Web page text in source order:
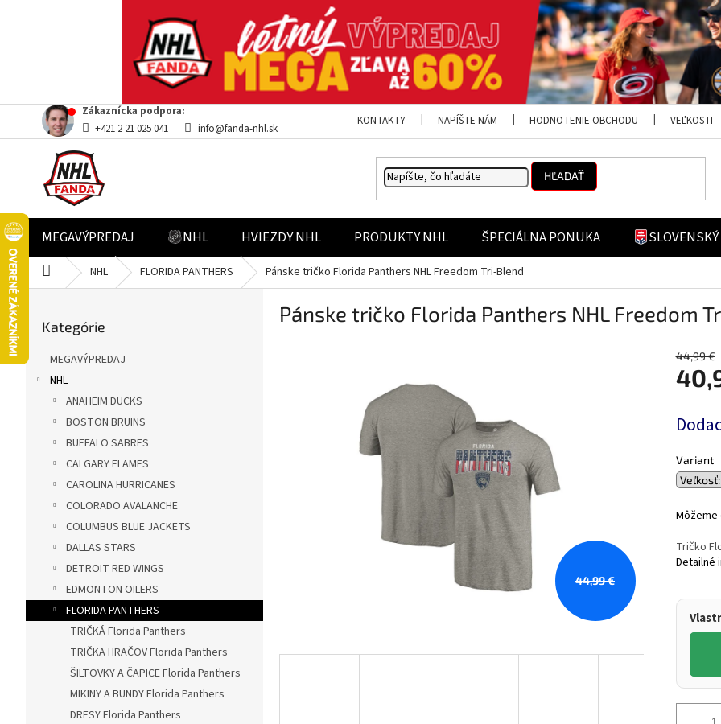
Prejsť
obsah
Zákaznícka podpora:
+421 2 21 025 041
info@fanda-nhl.sk
KONTAKTY NAPÍŠTE NÁM HODNOTENIE OBCHODU VEĽKOSTI
HĽADAŤ
MEGAVÝPREDAJ NHL HVIEZDY NHL PRODUKTY NHL ŠPECIÁLNA PONUKA
DomovNHL FLORIDA PANTHERS Pánske tričko Florida Panthers NHL Freedom Tri-Blend
ý
kategórie
Kategórie
MEGAVÝPREDAJ
NHL
ANAHEIM DUCKS
BOSTON BRUINS
BUFFALO SABRES
CALGARY FLAMES
CAROLINA HURRICANES
COLORADO AVALANCHE
COLUMBUS BLUE JACKETS
DALLAS STARS
DETROIT RED WINGS
EDMONTON OILERS
FLORIDA PANTHERS
TRIČKÁ Florida Panthers
TRIČKA HRAČOV Florida Panthers
ŠILTOVKY A ČAPICE Florida Panthers
MIKINY A BUNDY Florida Panthers
DRESY Florida Panthers
Pánske tričko Florida Panthers NHL Freedom
44,99 €
44,99 €
cena:
Variant
Tričko
Detailné